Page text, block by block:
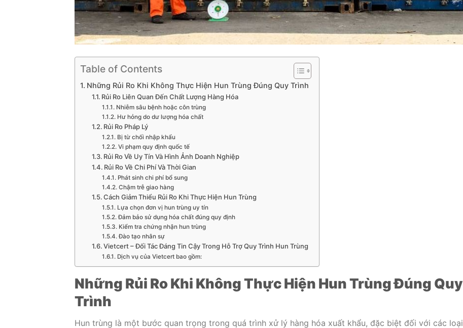
Table of Contents
Những Rủi Ro Khi Không Thực Hiện Hun Trùng Đúng Quy Trình
Rủi Ro Liên Quan Đến Chất Lượng Hàng Hóa
Nhiễm sâu bệnh hoặc côn trùng
Hư hỏng do dư lượng hóa chất
Rủi Ro Pháp Lý
Bị từ chối nhập khẩu
Vi phạm quy định quốc tế
Rủi Ro Về Uy Tín Và Hình Ảnh Doanh Nghiệp
Rủi Ro Về Chi Phí Và Thời Gian
Phát sinh chi phí bổ sung
Chậm trễ giao hàng
Cách Giảm Thiểu Rủi Ro Khi Thực Hiện Hun Trùng
Lựa chọn đơn vị hun trùng uy tín
Đảm bảo sử dụng hóa chất đúng quy định
Kiểm tra chứng nhận hun trùng
Đào tạo nhân sự
Vietcert – Đối Tác Đáng Tin Cậy Trong Hỗ Trợ Quy Trình Hun Trùng
Dịch vụ của Vietcert bao gồm:
Những Rủi Ro Khi Không Thực Hiện Hun Trùng Đúng Quy
Trình
Hun trùng là một bước quan trọng trong quá trình xử lý hàng hóa xuất khẩu, đặc biệt đối với các loại